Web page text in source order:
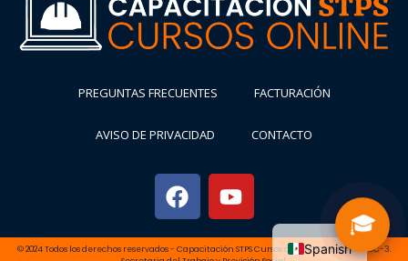
PREGUNTAS FRECUENTES FACTURACIÓN
AVISO DE PRIVACIDAD CONTACTO
© 2024 Todos los derechos reservados - Capacitación STPS Cursos online. Constancia DC-3.
🎓
Spanish